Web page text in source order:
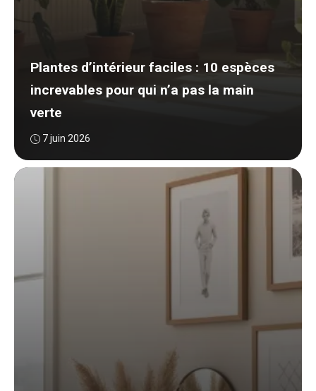
Plantes d’intérieur faciles : 10 espèces
increvables pour qui n’a pas la main
verte
7 juin 2026